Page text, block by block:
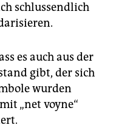
schlussendlich
es auch aus der
gibt, der sich
wurden
„net voyne“